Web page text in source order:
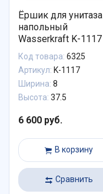
Ёршик для унитаза
напольный
Wasserkraft K-1117
Код товара: 6325
Артикул: K-1117
Ширина: 8
Высота: 37.5
6 600 руб.
В корзину
Сравнить